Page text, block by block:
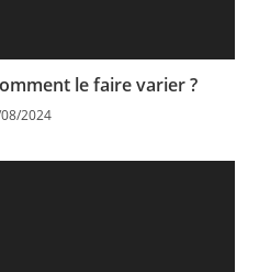
le faire varier ?
2024